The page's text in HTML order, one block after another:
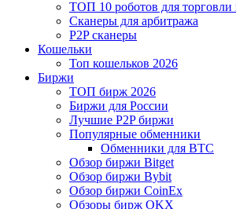
ТОП 10 роботов для торговли
Сканеры для арбитража
P2P сканеры
Кошельки
Топ кошельков 2026
Биржи
ТОП бирж 2026
Биржи для России
Лучшие P2P биржи
Популярные обменники
Обменники для BTC
Обзор биржи Bitget
Обзор биржи Bybit
Обзор биржи CoinEx
Обзоры бирж OKX